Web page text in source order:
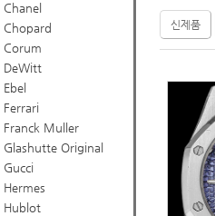
Chanel
Chopard
Corum
DeWitt
Ebel
Ferrari
Franck Muller
Glashutte Original
Gucci
Hermes
Hublot
신제품